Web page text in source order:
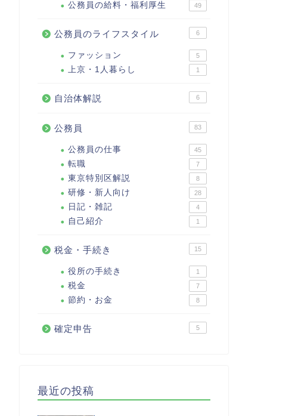
公務員の給料・福利厚生 49
公務員のライフスタイル 6
ファッション 5
上京・1人暮らし 1
自治体解説 6
公務員 83
公務員の仕事 45
転職 7
東京特別区解説 8
研修・新人向け 28
日記・雑記 4
自己紹介 1
税金・手続き 15
役所の手続き 1
税金 7
節約・お金 8
確定申告 5
最近の投稿